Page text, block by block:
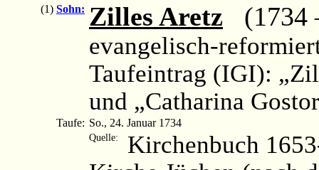
(1) Sohn: Zilles Aretz (1734
evangelisch-
Taufeintrag (IGI):
und „Catharina
Taufe: So., 24. Januar 1734
Quelle:
Kirchenbuch